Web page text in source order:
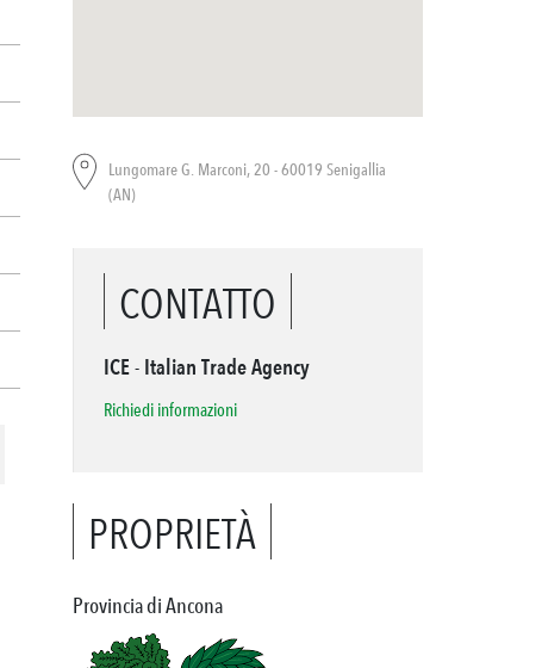
Lungomare G. Marconi, 20 - 60019 Senigallia
(AN)
CONTATTO
ICE - Italian Trade Agency
Richiedi informazioni
PROPRIETÀ
Provincia di Ancona